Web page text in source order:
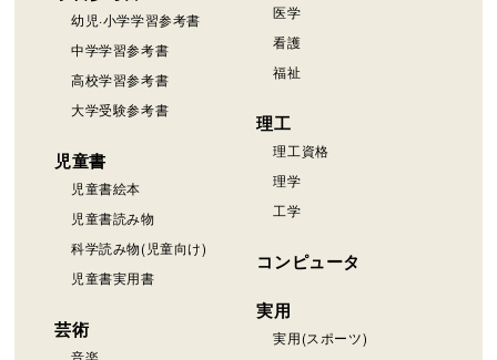
幼児·小学学習参考書
中学学習参考書
高校学習参考書
大学受験参考書
児童書
児童書絵本
児童書読み物
科学読み物(児童向け)
児童書実用書
芸術
音楽
医学
看護
福祉
理工
理工資格
理学
工学
コンピュータ
実用
実用(スポーツ)